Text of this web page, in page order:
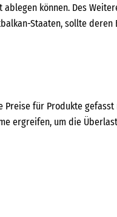
können. Des
Staaten, sollte
für Produkte
ergreifen, um die